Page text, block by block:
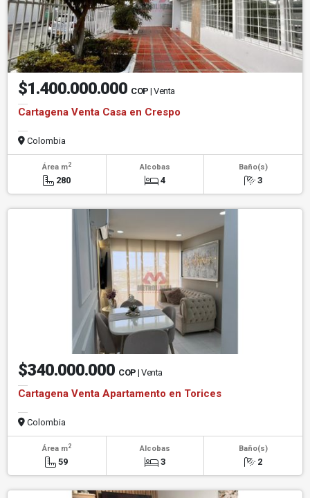
$1.400.000.000 COP | Venta
Cartagena Venta Casa en Crespo
Colombia
Área m2
280
Alcobas
4
Baño(s)
3
$340.000.000 COP | Venta
Cartagena Venta Apartamento en Torices
Colombia
Área m2
59
Alcobas
3
Baño(s)
2